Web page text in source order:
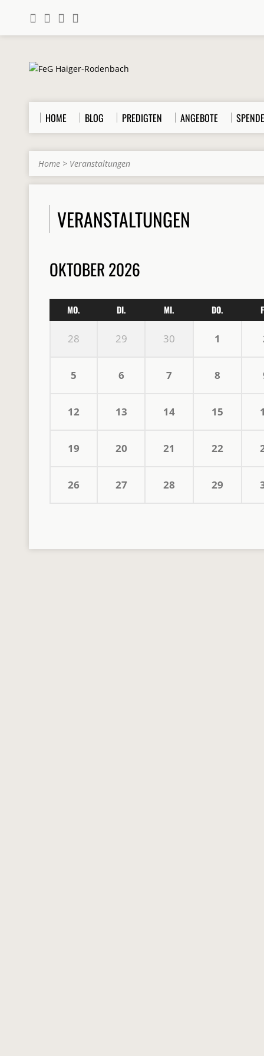
HOME BLOG PREDIGTEN ANGEBOTE
Home > Veranstaltungen
VERANSTALTUNGEN
OKTOBER 2026
MO. DI. MI. DO.
28 29 30 1
5 6 7 8
12 13 14 15
19 20 21 22
26 27 28 29